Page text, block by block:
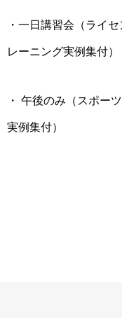
・一日講習会（ライ
レーニング実例集付）
・ 午後のみ（スポー
実例集付）